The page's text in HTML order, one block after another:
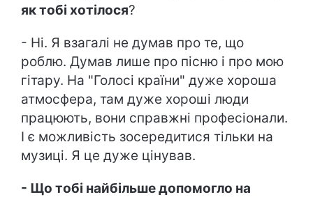
як тобі хотілося?
- Ні. Я взагалі не думав про те, що
роблю. Думав лише про пісню і про мою
гітару. На "Голосі країни" дуже хороша
атмосфера, там дуже хороші люди
працюють, вони справжні професіонали.
І є можливість зосередитися тільки на
музиці. Я це дуже цінував.
- Що тобі найбільше допомогло на